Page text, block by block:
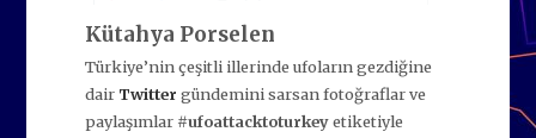
Kütahya Porselen
Türkiye’nin çeşitli illerinde ufoların gezdiğine
dair Twitter gündemini sarsan fotoğraflar ve
paylaşımlar #ufoattacktoturkeyetiketiyle